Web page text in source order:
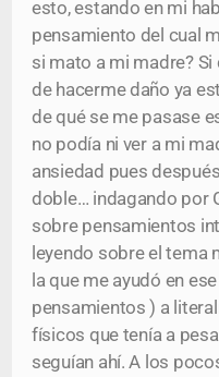
esto, estando en mi
pensamiento del cual
si mato a mi madre?
de hacerme daño ya
de qué se me pasase
no podía ni ver a mi
ansiedad pues
doble… indagando por
sobre pensamientos
leyendo sobre el tema
la que me ayudó en
pensamientos ) a
físicos que tenía a
seguían ahí. A los